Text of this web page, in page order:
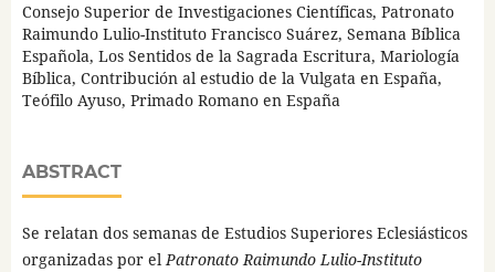
Consejo Superior de Investigaciones Científicas, Patronato
Raimundo Lulio-Instituto Francisco Suárez, Semana Bíblica
Española, Los Sentidos de la Sagrada Escritura, Mariología
Bíblica, Contribución al estudio de la Vulgata en España,
Teófilo Ayuso, Primado Romano en España
ABSTRACT
Se relatan dos semanas de Estudios Superiores Eclesiásticos
organizadas por elPatronato Raimundo Lulio-Instituto